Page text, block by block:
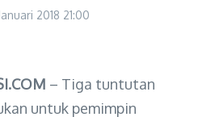
2018 21:00
– Tiga tuntutan
untuk pemimpin